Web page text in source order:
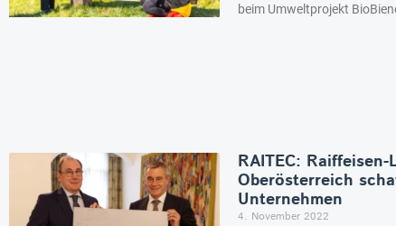
beim Umweltprojekt
RAITEC:
Oberösterreich
Unternehmen
4. November 2022